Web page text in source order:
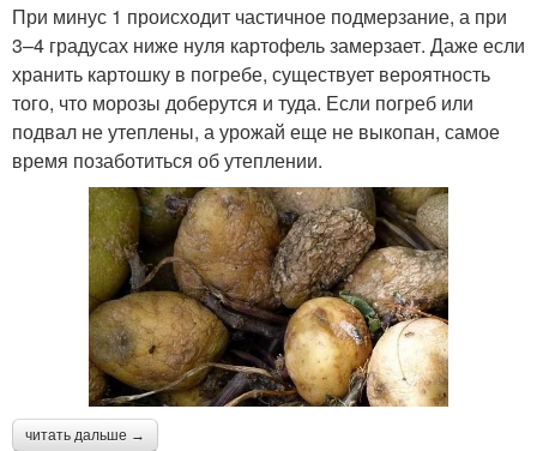
При минус 1 происходит частичное подмерзание, а при
3–4 градусах ниже нуля картофель замерзает. Даже если
хранить картошку в погребе, существует вероятность
того, что морозы доберутся и туда. Если погреб или
подвал не утеплены, а урожай еще не выкопан, самое
время позаботиться об утеплении.
читать дальше →